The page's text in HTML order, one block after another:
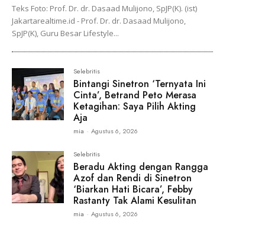
Teks Foto: Prof. Dr. dr. Dasaad Mulijono, SpJP(K). (ist)
Jakartarealtime.id - Prof. Dr. dr. Dasaad Mulijono,
SpJP(K), Guru Besar Lifestyle...
Selebritis
Bintangi Sinetron ‘Ternyata Ini
Cinta’, Betrand Peto Merasa
Ketagihan: Saya Pilih Akting
Aja
mia - Agustus 6, 2026
Selebritis
Beradu Akting dengan Rangga
Azof dan Rendi di Sinetron
‘Biarkan Hati Bicara’, Febby
Rastanty Tak Alami Kesulitan
mia - Agustus 6, 2026